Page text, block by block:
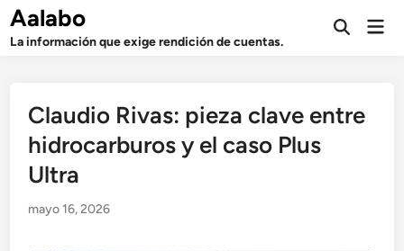
Saltar
contenido
Aalabo
La información que exige rendición de cuentas.
Abrir
Claudio Rivas: pieza clave entre
hidrocarburos y el caso Plus
Ultra
mayo 16, 2026